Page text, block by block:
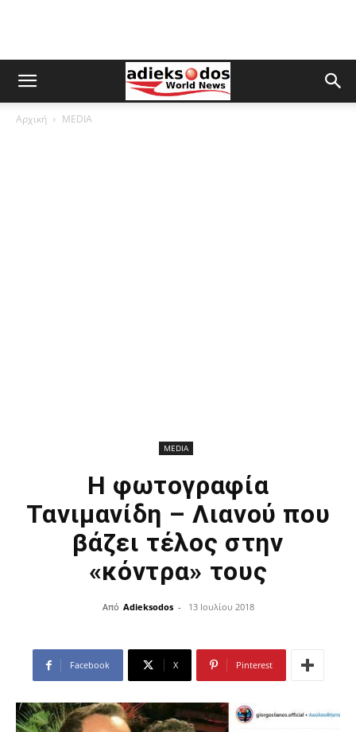
Αρχική MEDIA
MEDIA
Η φωτογραφία
Τανιμανίδη – Λιανού που
βάζει τέλος στην
«κόντρα» τους
Από Adieksodos - 13 Ιουλίου 2018
Facebook X Pinterest